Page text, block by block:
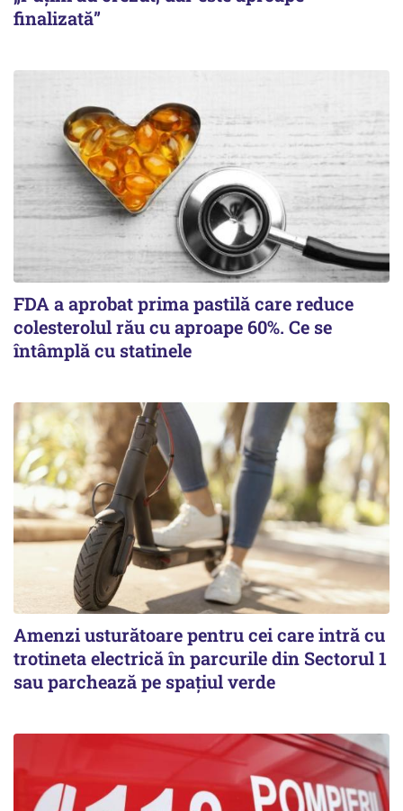
finalizată”
FDA a aprobat prima pastilă care reduce
colesterolul rău cu aproape 60%. Ce se
întâmplă cu statinele
Amenzi usturătoare pentru cei care intră cu
trotineta electrică în parcurile din Sectorul 1
sau parchează pe spațiul verde